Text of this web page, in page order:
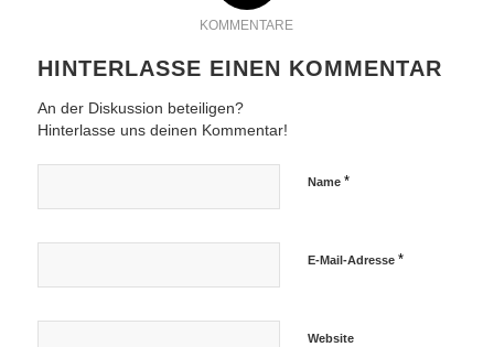
KOMMENTARE
HINTERLASSE EINEN KOMMENTAR
An der Diskussion beteiligen?
Hinterlasse uns deinen Kommentar!
Name *
E-Mail-Adresse *
Website